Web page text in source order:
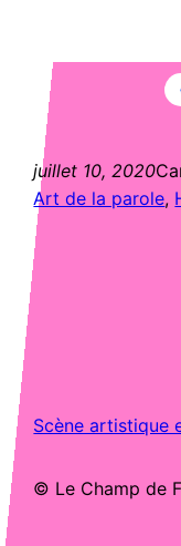
juillet 10, 2020
Art de la parole,
Scène artistique
© Le Champ de